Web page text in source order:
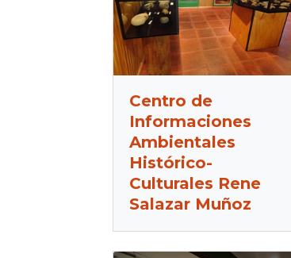
Centro de
Informaciones
Ambientales
Histórico-
Culturales Rene
Salazar Muñoz